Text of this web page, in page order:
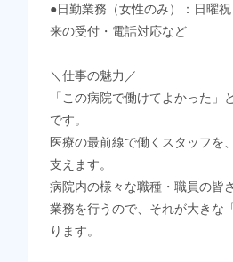
●日勤業務（女性のみ）：日曜
来の受付・電話対応など
＼仕事の魅力／
「この病院で働けてよかった」
です。
医療の最前線で働くスタッフを
支えます。
病院内の様々な職種・職員の皆
業務を行うので、それが大きな
ります。